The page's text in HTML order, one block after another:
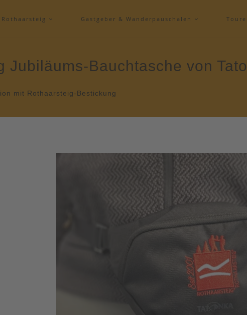
Rothaarsteig Gastgeber & Wanderpauschalen
Jubiläums-Bauchtasche von
mit Rothaarsteig-Bestickung